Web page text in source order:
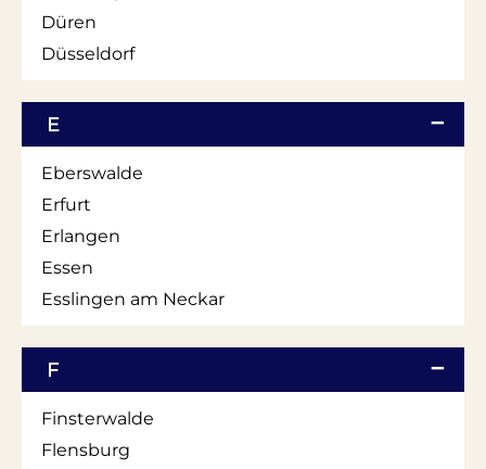
Düren
Düsseldorf
E
Eberswalde
Erfurt
Erlangen
Essen
Esslingen am Neckar
F
Finsterwalde
Flensburg